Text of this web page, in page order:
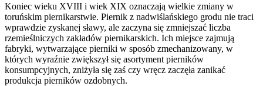
Koniec wieku XVIII i wiek XIX oznaczają wielkie zmiany w
toruńskim piernikarstwie. Piernik z nadwiślańskiego grodu nie traci
wprawdzie zyskanej sławy, ale zaczyna się zmniejszać liczba
rzemieślniczych zakładów piernikarskich. Ich miejsce zajmują
fabryki, wytwarzające pierniki w sposób zmechanizowany, w
których wyraźnie zwiększył się asortyment pierników
konsumpcyjnych, zniżyła się zaś czy wręcz zaczęła zanikać
produkcja pierników ozdobnych.